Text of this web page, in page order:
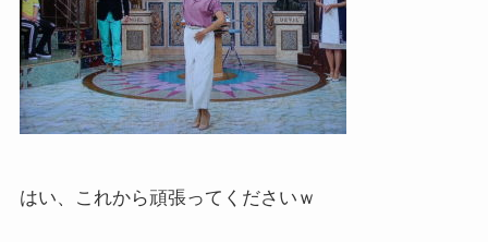
はい、これから頑張ってくださいｗ